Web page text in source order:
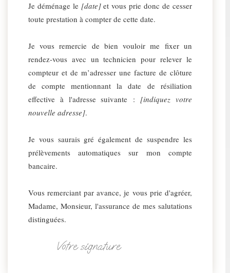
Je déménage le [date]et vous prie donc de cesser
toute prestation à compter de cette date.
Je vous remercie de bien vouloir me fixer un
rendez-vous avec un technicien pour relever le
compteur et de m’adresser une facture de clôture
de compte mentionnant la date de résiliation
effective à l'adresse suivante : [indiquez votre
nouvelle adresse].
Je vous saurais gré également de suspendre les
prélèvements automatiques sur mon compte
bancaire.
Vous remerciant par avance, je vous prie d'agréer,
Madame, Monsieur, l'assurance de mes salutations
distinguées.
Votre signature